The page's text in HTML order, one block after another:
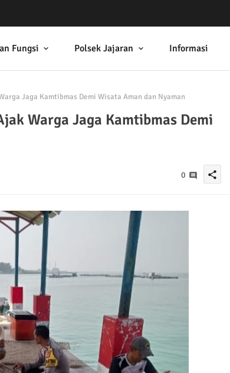
Fungsi Polsek Jajaran Informasi
Jaga Kamtibmas Demi Wisata Aman dan Nyaman
Warga Jaga Kamtibmas Demi
0 share